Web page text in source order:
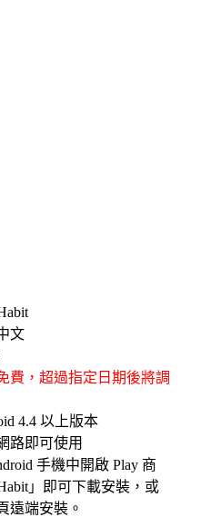
文
費，超過指定日期後將調
4.4 以上版本
路即可使用
手機中開啟 Play 商
」即可下載安裝，或
遠端安裝。